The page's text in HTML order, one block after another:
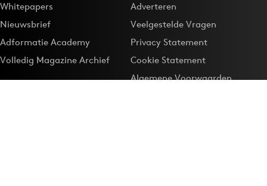
Whitepapers
Nieuwsbrief
Adformatie Academy
Volledig Magazine Archief
Adverteren
Veelgestelde Vragen
Privacy Statement
Cookie Statement
Algemene Voorwaarden